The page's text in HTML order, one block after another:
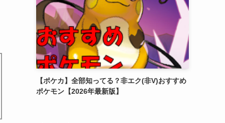
【ポケカ】全部知ってる？非エク(非V)おすすめ
ポケモン【2026年最新版】